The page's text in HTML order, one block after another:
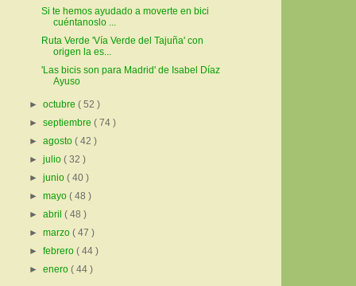
Si te hemos ayudado a moverte en bici
cuéntanoslo ...
Ruta Verde 'Vía Verde del Tajuña' con
origen la es...
'Las bicis son para Madrid' de Isabel Díaz
Ayuso
►octubre( 52 )
►septiembre( 74 )
►agosto( 42 )
►julio( 32 )
►junio( 40 )
►mayo( 48 )
►abril( 48 )
►marzo( 47 )
►febrero( 44 )
►enero( 44 )